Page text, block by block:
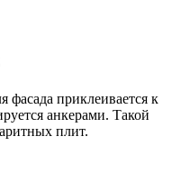
фасада приклеивается к
анкерами. Такой
плит.